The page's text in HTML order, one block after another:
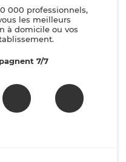
000 professionnels,
les meilleurs
à domicile ou vos
7/7